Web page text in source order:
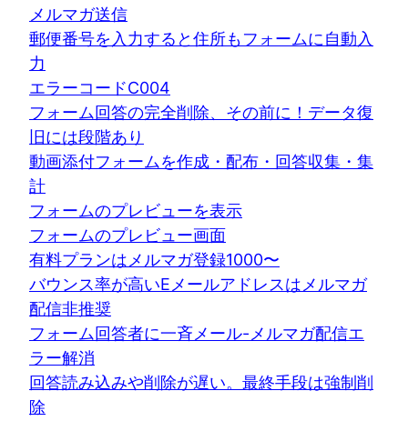
メルマガ送信
郵便番号を入力すると住所もフォームに自動入
力
エラーコードC004
フォーム回答の完全削除、その前に！データ復
旧には段階あり
動画添付フォームを作成・配布・回答収集・集
計
フォームのプレビューを表示
フォームのプレビュー画面
有料プランはメルマガ登録1000〜
バウンス率が高いEメールアドレスはメルマガ
配信非推奨
フォーム回答者に一斉メール-メルマガ配信エ
ラー解消
回答読み込みや削除が遅い。最終手段は強制削
除